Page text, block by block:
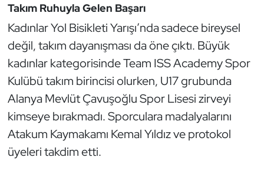
Takım Ruhuyla Gelen Başarı
Kadınlar Yol Bisikleti Yarışı’nda sadece bireysel
değil, takım dayanışması da öne çıktı. Büyük
kadınlar kategorisinde Team ISS Academy Spor
Kulübü takım birincisi olurken, U17 grubunda
Alanya Mevlüt Çavuşoğlu Spor Lisesi zirveyi
kimseye bırakmadı. Sporculara madalyalarını
Atakum Kaymakamı Kemal Yıldız ve protokol
üyeleri takdim etti.
Ragbi
Satranç
Su Topu
Sualtı Sporları
Tekvando